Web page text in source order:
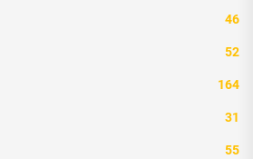
46
52
164
31
55